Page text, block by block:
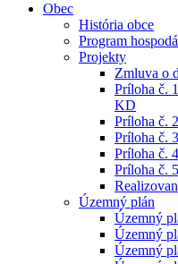
Obec
História obce
Program
Projekty
Zmluva o
Príloha č.
KD
Príloha č.
Príloha č.
Príloha č.
Príloha č.
Územný plán
Územný
Územný
Územný